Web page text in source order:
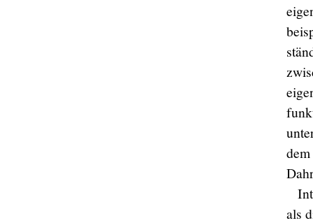
als